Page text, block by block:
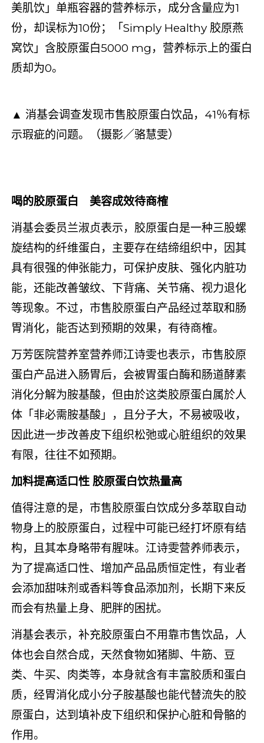
美肌饮」单瓶容器的营养标示，成分含量应为1
份，却误标为10份；「Simply Healthy 胶原燕
窝饮」含胶原蛋白5000 mg，营养标示上的蛋白
质却为0。
▲ 消基会调查发现市售胶原蛋白饮品，41％有标
示瑕疵的问题。（摄影／骆慧雯）
喝的胶原蛋白 美容成效待商榷
消基会委员兰淑贞表示，胶原蛋白是一种三股螺
旋结构的纤维蛋白，主要存在结缔组织中，因其
具有很强的伸张能力，可保护皮肤、强化内脏功
能，还能改善皱纹、下背痛、关节痛、视力退化
等现象。不过，市售胶原蛋白产品经过萃取和肠
胃消化，能否达到预期的效果，有待商榷。
万芳医院营养室营养师江诗雯也表示，市售胶原
蛋白产品进入肠胃后，会被胃蛋白酶和肠道酵素
消化分解为胺基酸，但由於这类胶原蛋白属於人
体「非必需胺基酸」，且分子大，不易被吸收，
因此进一步改善皮下组织松弛或心脏组织的效果
有限，往往不如预期。
加料提高适口性 胶原蛋白饮热量高
值得注意的是，市售胶原蛋白饮成分多萃取自动
物身上的胶原蛋白，过程中可能已经打坏原有结
构，且其本身略带有腥味。江诗雯营养师表示，
为了提高适口性、增加产品品质恒定性，有业者
会添加甜味剂或香料等食品添加剂，长期下来反
而会有热量上身、肥胖的困扰。
消基会表示，补充胶原蛋白不用靠市售饮品，人
体也会自然合成，天然食物如猪脚、牛筋、豆
类、牛买、肉类等，本身就含有丰富胶质和蛋白
质，经胃消化成小分子胺基酸也能代替流失的胶
原蛋白，达到填补皮下组织和保护心脏和骨骼的
作用。